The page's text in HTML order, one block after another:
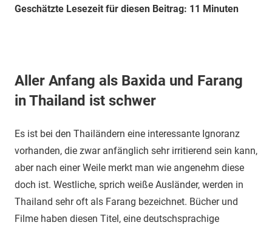
Geschätzte Lesezeit für diesen Beitrag: 11 Minuten
Aller Anfang als Baxida und Farang
in Thailand ist schwer
Es ist bei den Thailändern eine interessante Ignoranz
vorhanden, die zwar anfänglich sehr irritierend sein kann,
aber nach einer Weile merkt man wie angenehm diese
doch ist. Westliche, sprich weiße Ausländer, werden in
Thailand sehr oft als Farang bezeichnet. Bücher und
Filme haben diesen Titel, eine deutschsprachige